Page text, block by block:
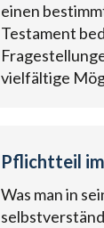
einen
Testament
vielfältige
Pflichtteil im
Was man in